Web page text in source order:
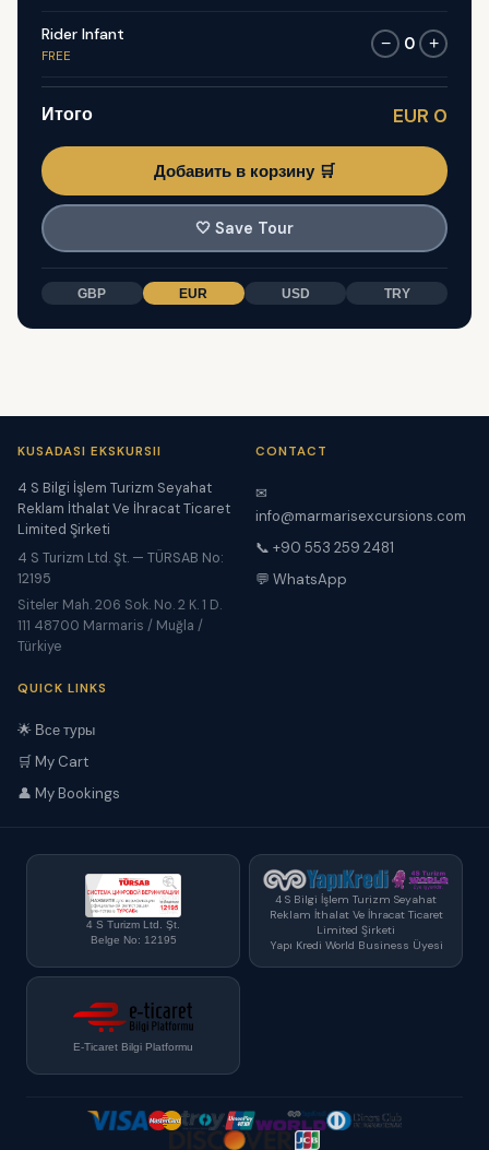
Rider Infant
FREE
− 0 +
Итого EUR 0
Добавить в корзину 🛒
🤍 Save Tour
GBP EUR USD TRY
KUSADASI EKSKURSII
4 S Bilgi İşlem Turizm Seyahat
Reklam İthalat Ve İhracat Ticaret
Limited Şirketi
4 S Turizm Ltd. Şt. — TÜRSAB No:
12195
Siteler Mah. 206 Sok. No. 2 K. 1 D.
111 48700 Marmaris / Muğla /
Türkiye
CONTACT
✉
info@marmarisexcursions.com
📞 +90 553 259 2481
💬 WhatsApp
QUICK LINKS
🌟 Все туры
🛒 My Cart
👤 My Bookings
4 S Turizm Ltd. Şt.
Belge No: 12195
4 S Bilgi İşlem Turizm Seyahat
Reklam İthalat Ve İhracat Ticaret
Limited Şirketi
Yapı Kredi World Business Üyesi
E-Ticaret Bilgi Platformu